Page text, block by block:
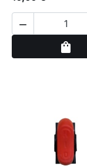

shopping_bag